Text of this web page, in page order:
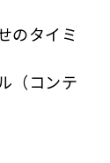
のタイミ
（コンテ